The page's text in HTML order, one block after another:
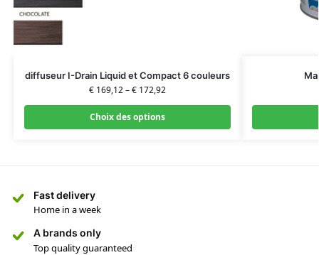
diffuseur I-Drain Liquid et Compact 6 couleurs
€169,12–€172,92
Choix des options
Fast delivery
Home in a week
A brands only
Top quality guaranteed